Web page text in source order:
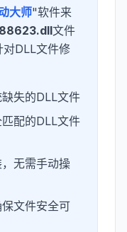
大师"软件来
文件
对DLL文件修
失的DLL文件
配的DLL文件
无需手动操
文件安全可